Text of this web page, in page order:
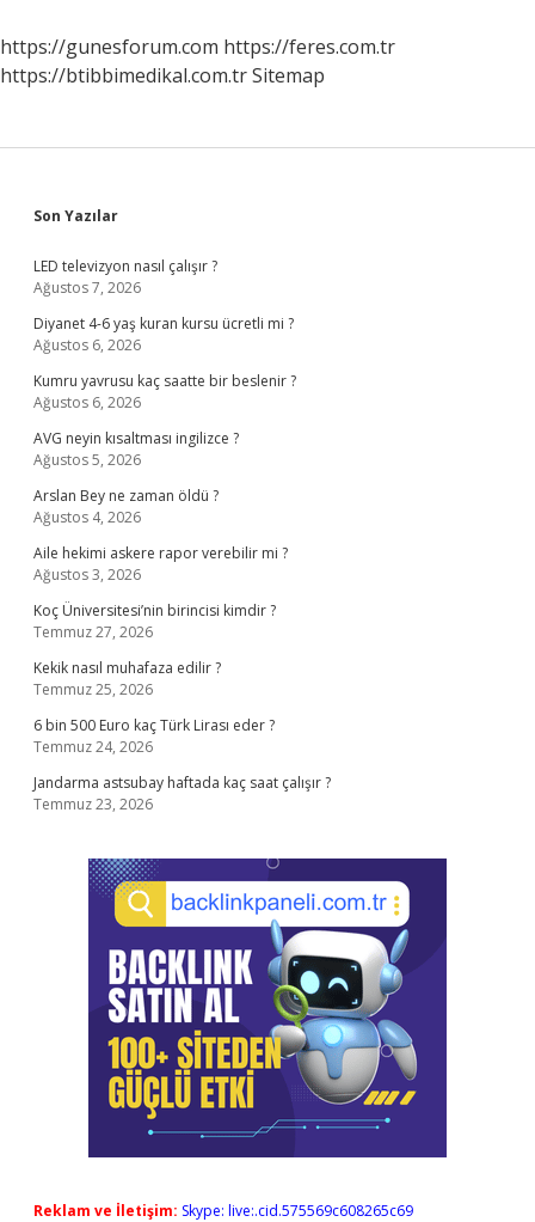
https://gunesforum.com https://feres.com.tr
https://btibbimedikal.com.trSitemap
Sidebar
Son Yazılar
LED televizyon nasıl çalışır ?
Ağustos 7, 2026
Diyanet 4-6 yaş kuran kursu ücretli mi ?
Ağustos 6, 2026
Kumru yavrusu kaç saatte bir beslenir ?
Ağustos 6, 2026
AVG neyin kısaltması ingilizce ?
Ağustos 5, 2026
Arslan Bey ne zaman öldü ?
Ağustos 4, 2026
Aile hekimi askere rapor verebilir mi ?
Ağustos 3, 2026
Koç Üniversitesi’nin birincisi kimdir ?
Temmuz 27, 2026
Kekik nasıl muhafaza edilir ?
Temmuz 25, 2026
6 bin 500 Euro kaç Türk Lirası eder ?
Temmuz 24, 2026
Jandarma astsubay haftada kaç saat çalışır ?
Temmuz 23, 2026
Reklam ve İletişim: Skype: live:.cid.575569c608265c69